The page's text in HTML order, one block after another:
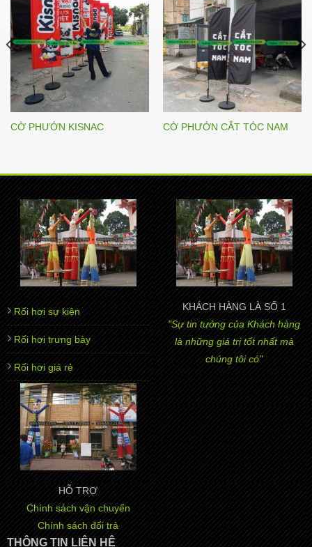
CỜ PHƯỚN KISNAC CỜ PHƯỚN CẮT TÓC NAM
Rối hơi sự kiện
Rối hơi trưng bày
Rối hơi giá rẻ
KHÁCH HÀNG LÀ SỐ 1
"Sự tin tưởng của Khách hàng
là những giá trị tốt nhất mà
chúng tôi có"
HỖ TRỢ
Chính sách vận chuyển
Chính sách đổi trả
THÔNG TIN LIÊN HỆ